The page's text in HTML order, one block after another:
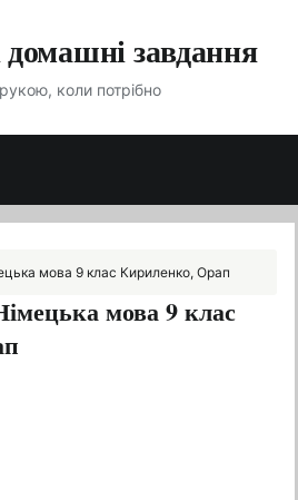
завдання
коли потрібно
мова 9 клас Кириленко, Орап
мова 9 клас